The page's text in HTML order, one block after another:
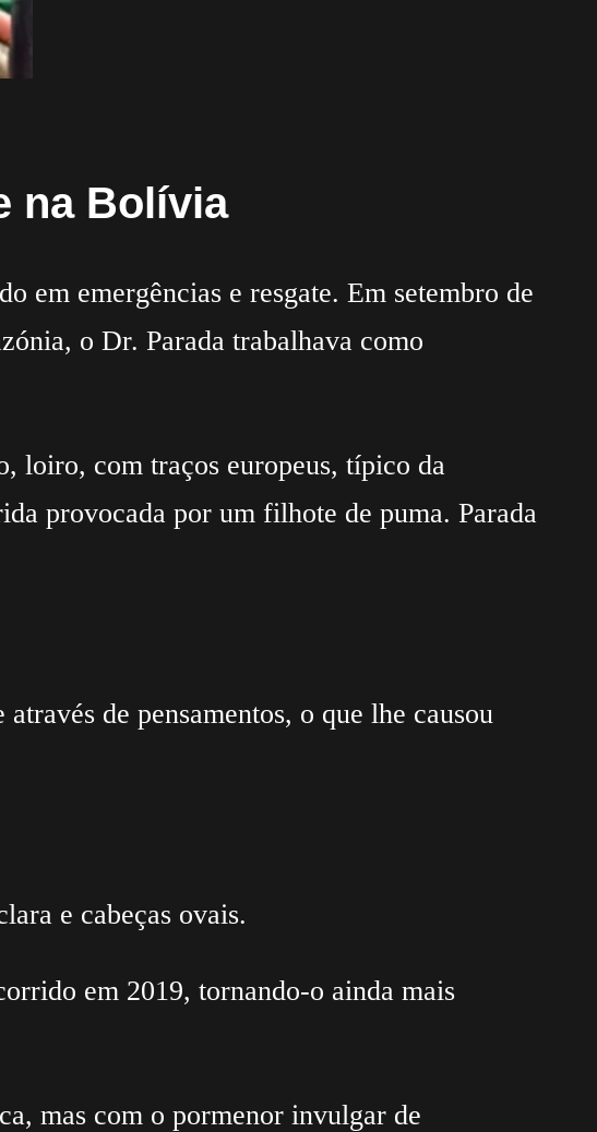
na Bolívia
em emergências e resgate. Em setembro de
o Dr. Parada trabalhava como
loiro, com traços europeus, típico da
provocada por um filhote de puma. Parada
de pensamentos, o que lhe causou
e cabeças ovais.
em 2019, tornando-o ainda mais
mas com o pormenor invulgar de